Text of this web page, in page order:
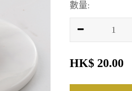
數量:
HK$ 20.00